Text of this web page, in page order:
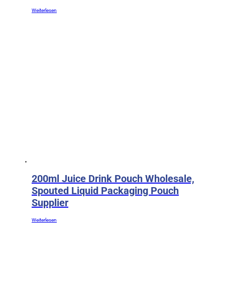
Weiterlesen
200ml Juice Drink Pouch Wholesale,
Spouted Liquid Packaging Pouch
Supplier
Weiterlesen